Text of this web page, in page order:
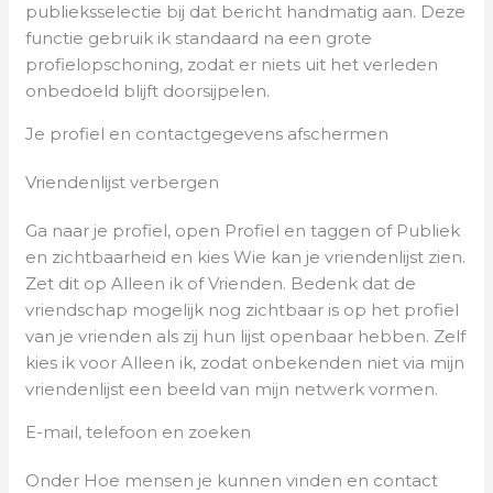
publieksselectie bij dat bericht handmatig aan. Deze
functie gebruik ik standaard na een grote
profielopschoning, zodat er niets uit het verleden
onbedoeld blijft doorsijpelen.
Je profiel en contactgegevens afschermen
Vriendenlijst verbergen
Ga naar je profiel, open Profiel en taggen of Publiek
en zichtbaarheid en kies Wie kan je vriendenlijst zien.
Zet dit op Alleen ik of Vrienden. Bedenk dat de
vriendschap mogelijk nog zichtbaar is op het profiel
van je vrienden als zij hun lijst openbaar hebben. Zelf
kies ik voor Alleen ik, zodat onbekenden niet via mijn
vriendenlijst een beeld van mijn netwerk vormen.
E-mail, telefoon en zoeken
Onder Hoe mensen je kunnen vinden en contact